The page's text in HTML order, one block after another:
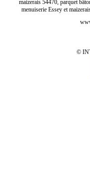
maizerais 54470, parquet
menuiserie Essey et
©